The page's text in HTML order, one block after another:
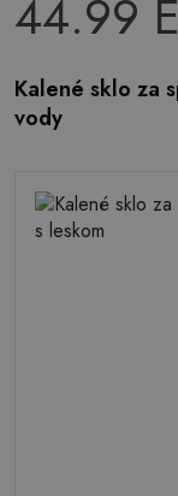
44.99
Kalené sklo za
vody